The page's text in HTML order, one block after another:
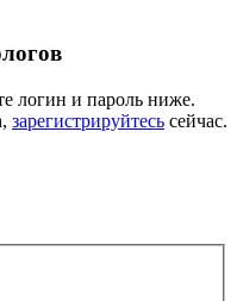
логин и пароль ниже.
зарегистрируйтесь сейчас.